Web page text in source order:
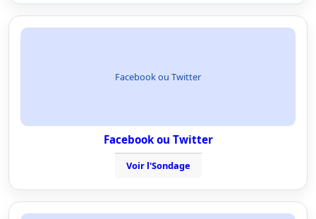
Facebook ou Twitter
Facebook ou Twitter
Voir l'Sondage